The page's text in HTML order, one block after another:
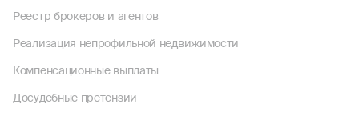
Реестр брокеров и агентов
Реализация непрофильной недвижимости
Компенсационные выплаты
Досудебные претензии